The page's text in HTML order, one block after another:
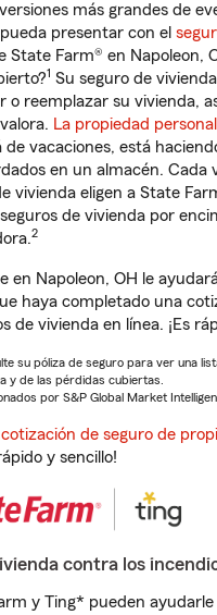
más grandes de
presentar con el
State Farm® en Napoleon,
1 Su seguro de
o reemplazar su vivienda,
La propiedad personal
de vacaciones, está
en un almacén. Cada
vivienda eligen a State
de vivienda por
2
en Napoleon, OH le
haya completado una
de vivienda en línea. ¡Es
su póliza de seguro para ver una
y de las pérdidas cubiertas.
por S&P Global Market
cotización de seguro de
y sencillo!
contra los
y Ting* pueden